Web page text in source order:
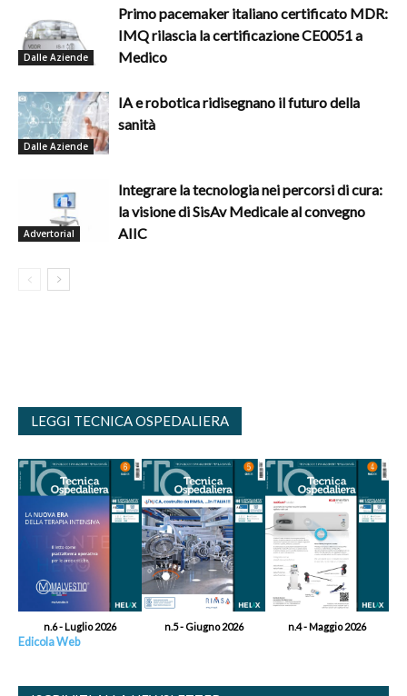
Dalle Aziende
Primo pacemaker italiano certificato MDR:
IMQ rilascia la certificazione CE0051 a
Medico
Dalle Aziende
IA e robotica ridisegnano il futuro della
sanità
Advertorial
Integrare la tecnologia nei percorsi di cura:
la visione di SisAv Medicale al convegno
AIIC
LEGGI TECNICA OSPEDALIERA
n.6 - Luglio 2026 n.5 - Giugno 2026 n.4 - Maggio 2026
Edicola Web